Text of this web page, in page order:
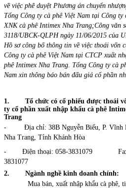
về việc phê duyệt Phương án chuyển
Tổng Công ty cà phê Việt Nam tại Công ty
XNK cà phê Intimex Nha Trang;Công văn
3118/UBCK-QLPH ngày 11/06/2015 của
Hồ sơ công bố thông tin về việc thoái vốn
Công ty cà phê Việt Nam tại CTCP xuất
phê Intimex Nha Trang. Tổng Công ty cà
Nam xin thông báo bán đấu giá cổ phần
1. Tổ chức có cổ phiếu được thoái
ty cổ phần xuất nhập khẩu cà phê
Trang
- Địa chỉ: 38B Nguyễn Biếu, P. Vĩnh
Nha Trang, Tỉnh Khánh Hòa
- Điện thoại: 058-3831079
3831077
2. Ngành nghề kinh doanh chính:
Mua bán, xuất nhập khẩu cà phê,